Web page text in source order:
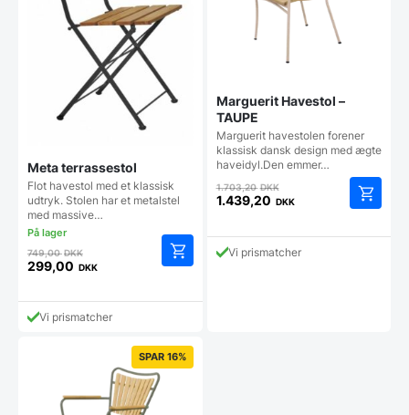
Meta terrassestol
Flot havestol med et klassisk
udtryk. Stolen har et metalstel
med massive…
749,00DKKDen
oprindelige
var:
749,00 DKK.
299,00 DKK
aktuelle
prisVi prismatcher
Marguerit Havestol –
TAUPE
Marguerit havestolen forener
klassisk dansk design med ægte
haveidyl.Den emmer…
1.703,20DKKDen
oprindelige
var:
1.703,20 DKK.
1.439,20 DKK
aktuelle
prisVi prismatcher
SPAR 16%